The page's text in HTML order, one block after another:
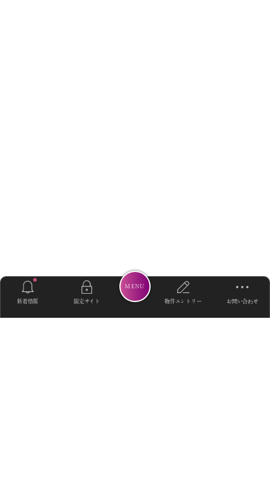
新着情報 限定サイト
MENU
物件エントリー お問い合わせ